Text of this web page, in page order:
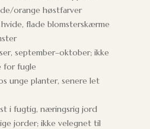
orange høstfarver
flade blomsterskærme
september–oktober; ikke
for fugle
unge planter, senere let
i fugtig, næringsrig jord
jorder; ikke velegnet til